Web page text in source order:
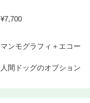
¥7,700
マンモグラフィ＋エコー
人間ドッグのオプション